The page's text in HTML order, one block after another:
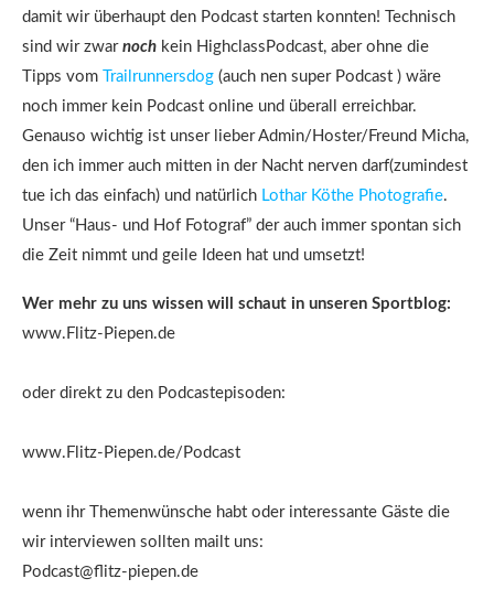
damit wir überhaupt den Podcast starten konnten! Technisch
sind wir zwar noch kein HighclassPodcast, aber ohne die
Tipps vom
Trailrunnersdog (auch nen super Podcast ) wäre
noch immer kein Podcast online und überall erreichbar.
Genauso wichtig ist unser lieber Admin/Hoster/Freund Micha,
den ich immer auch mitten in der Nacht nerven darf(zumindest
tue ich das einfach) und natürlich Lothar Köthe Photografie.
Unser “Haus- und Hof Fotograf” der auch immer spontan sich
die Zeit nimmt und geile Ideen hat und umsetzt!
Wer mehr zu uns wissen will schaut in unseren Sportblog:
www.Flitz-Piepen.de
oder direkt zu den Podcastepisoden:
www.Flitz-Piepen.de/Podcast
wenn ihr Themenwünsche habt oder interessante Gäste die
wir interviewen sollten mailt uns:
Podcast@flitz-piepen.de